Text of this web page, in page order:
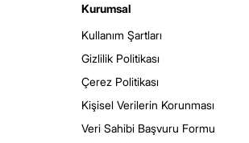
Kurumsal
Kullanım Şartları
Gizlilik Politikası
Çerez Politikası
Kişisel Verilerin Korunması
Veri Sahibi Başvuru Formu